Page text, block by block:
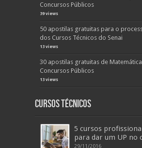
Concursos Públicos
39 views
50 apostilas gratuitas para o
dos Cursos Técnicos do Senai
13 views
30 apostilas gratuitas de
Concursos Públicos
13 views
Cursos Técnicos
5 cursos
para dar um UP no
29/11/2016